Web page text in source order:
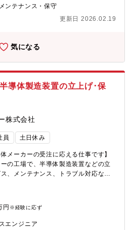
で電験三種を取り、同社で一人前の
2年目）も活躍中です。■ 少数精鋭で温
ないことがあればすぐに聞ける雰囲気
。 「悪い箇所を見つけるだけでな
ろまで関われるため、お客様からの
やりがいもひとしおです。 ■雇用
らい※扇港電機グループ（ユニバー
グループ会社です。
電線・地中ケーブル等）の建設（改
社内外関係箇所との調整対応の実
率検討、新技術・用品の適用検討、
工会社、保守会社、メーカ等との協
務経験や保有スキルに応じ、付与業
必要に応じ、送変電研修所（日進
施のうえ、配属箇所にて業務付与を
線や変電所は、地域の理解があって
たこれらの設備を活用した電力の安
貢献していくために、各地域に根付
年４月、送配電事業会社として、中
に高品質・安価で安定的な電力をお
ます。今回の応募部署である『送変
は、これらを実現するための設備の
電設備を維持・建設する役割を担っ
送電グループでは，変電所や送電鉄
た、愛知県名古屋市にある基幹系統
ンテナンス・保守
更新日 2026.02.19
気になる
導体製造装置の立上げ･保
株式会社
員 土日休み
メーカーの受注に応える仕事です】
の工場で、半導体製造装置などの立
、メンテナンス、トラブル対応など
【二つの働き方】■訪問型（依頼ごと
まからいただく作業の依頼に対し
訪問することもあれば、チームで訪
認し、必要部品の準備、スケジュー
円 ※経験に応ず
エンジニア